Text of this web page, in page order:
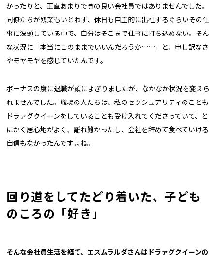
かったりと、正直あまりできの良い会社員ではありませんでした。
同僚たちが残業もいとわず、休日も自主的に出社するぐらいその仕
事に没頭している中で、自分はそこまで仕事に打ち込めない。そん
な状況に「本当にこのままでいいんだろうか……」と、申し訳なさ
やモヤモヤを感じていたんです。
ボーナスの度に退職が頭によぎりましたが、なかなか状況を変えら
れませんでした。職場の人たちは、私のセクシュアリティのことも
ドラァグクイーンをしていることも受け入れてくださっていて、と
にかく居心地がよく、離れ難かったし、会社を辞めて食べていける
自信もなかったんですよね。
回り道をしてたどり着いた、子ども
のころの「好き」
――そんな会社員生活を経て、エスムラルダさんはドラァグクイーンの